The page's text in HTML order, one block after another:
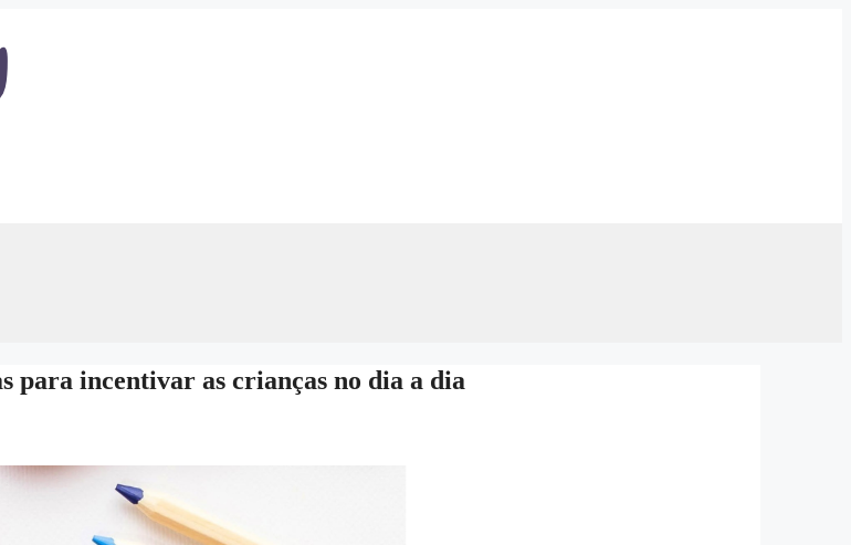
para incentivar as crianças no dia a dia